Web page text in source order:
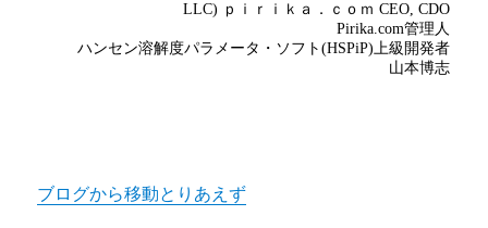
ブログから移動とりあえず